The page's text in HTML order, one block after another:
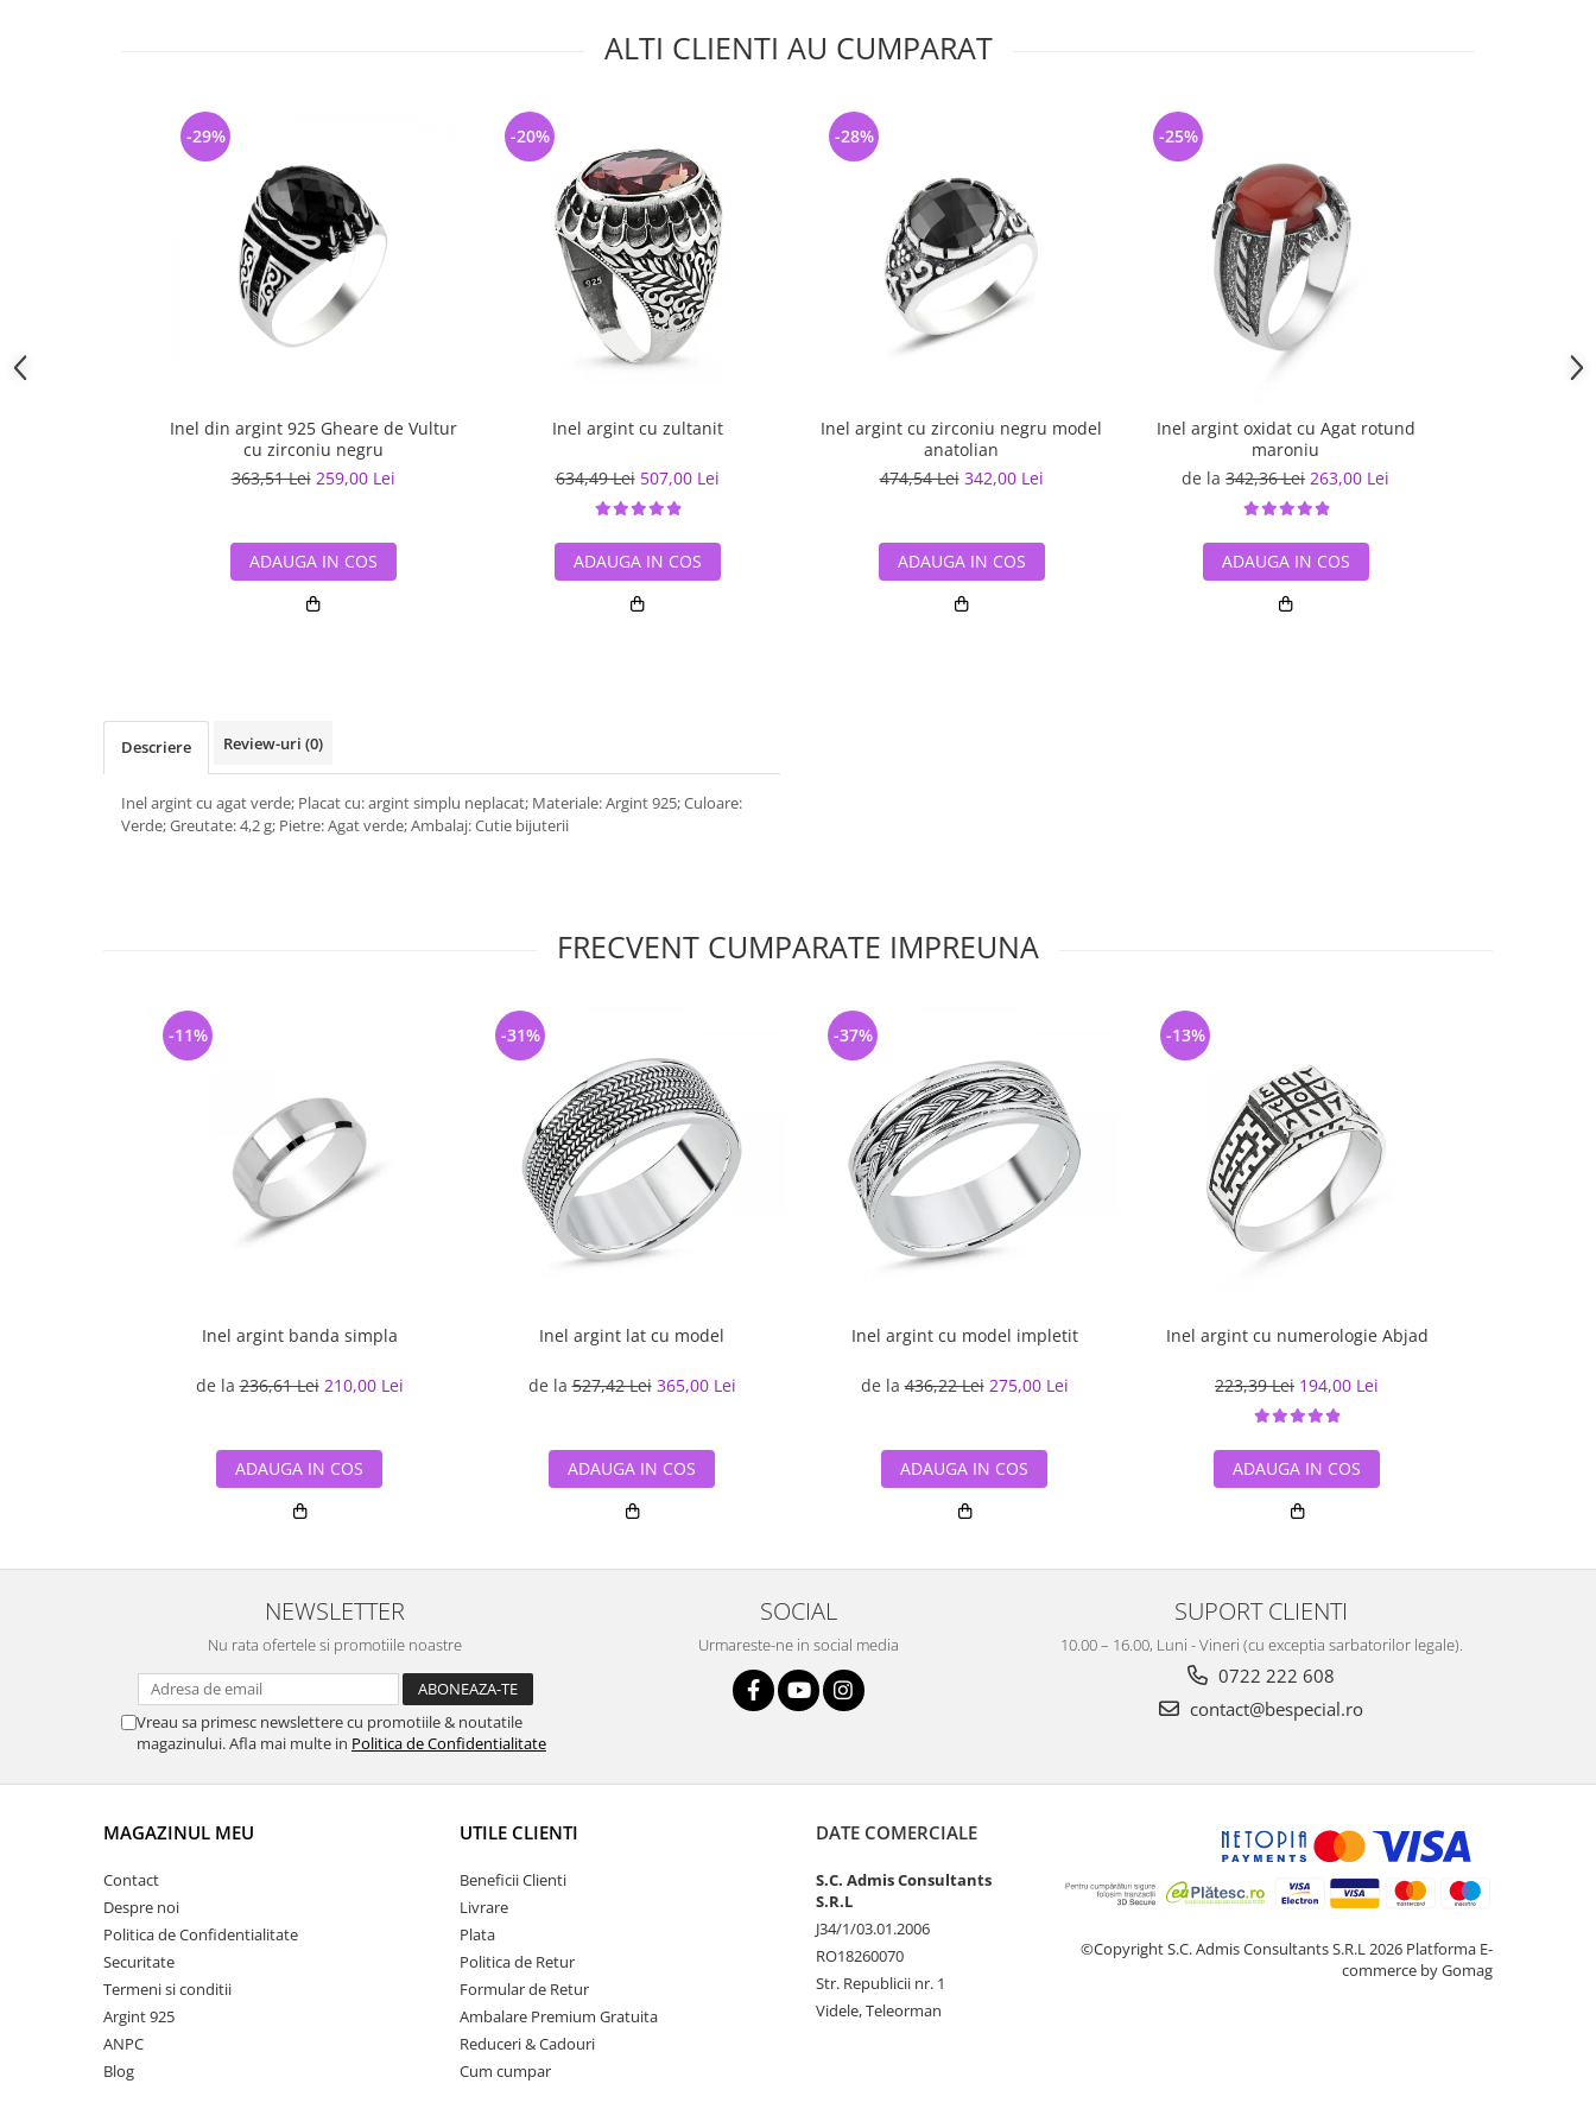
ALTI CLIENTI AU CUMPARAT
Inel din argint 925 Gheare de Vultur
cu zirconiu negru
363,51 Lei 259,00 Lei
-29%
ADAUGA IN COS
Inel argint cu zultanit
634,49 Lei 507,00 Lei
-20%
ADAUGA IN COS
Inel argint cu zirconiu negru model
anatolian
474,54 Lei 342,00 Lei
-28%
ADAUGA IN COS
Inel argint oxidat cu Agat rotund
maroniu
de la 342,36 Lei 263,00 Lei
-25%
ADAUGA IN COS
Descriere Review-uri (0)
Inel argint cu agat verde; Placat cu: argint simplu neplacat; Materiale: Argint 925; Culoare:
Verde; Greutate: 4,2 g; Pietre: Agat verde; Ambalaj: Cutie bijuterii
FRECVENT CUMPARATE IMPREUNA
Inel argint banda simpla
de la236,61 Lei 210,00 Lei
-11%
ADAUGA IN COS
Inel argint lat cu model
de la527,42 Lei 365,00 Lei
-31%
ADAUGA IN COS
Inel argint cu model impletit
de la436,22 Lei 275,00 Lei
-37%
ADAUGA IN COS
Inel argint cu numerologie Abjad
223,39 Lei 194,00 Lei
-13%
ADAUGA IN COS
NEWSLETTER
Nu rata ofertele si promotiile noastre
Vreau sa primesc newslettere cu promotiile & noutatile
magazinului. Afla mai multe in Politica de Confidentialitate
SOCIAL
Urmareste-ne in social media
SUPORT CLIENTI
10.00 – 16.00, Luni - Vineri (cu exceptia sarbatorilor legale).
0722 222 608
contact@bespecial.ro
MAGAZINUL MEU
Contact
Despre noi
Politica de Confidentialitate
Securitate
Termeni si conditii
Argint 925
ANPC
Blog
UTILE CLIENTI
Beneficii Clienti
Livrare
Plata
Politica de Retur
Formular de Retur
Ambalare Premium Gratuita
Reduceri & Cadouri
Cum cumpar
DATE COMERCIALE
S.C. Admis Consultants
S.R.L
J34/1/03.01.2006
RO18260070
Str. Republicii nr. 1
Videle, Teleorman
©Copyright S.C. Admis Consultants S.R.L 2026 Platforma E-
commerce by Gomag